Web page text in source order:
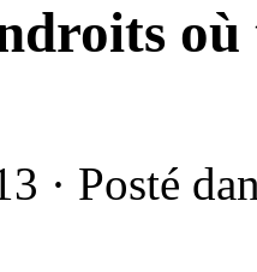
· Posté